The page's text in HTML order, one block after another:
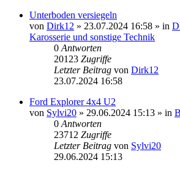
Unterboden versiegeln
von Dirk12 » 23.07.2024 16:58 » in
Karosserie und sonstige Technik
0 Antworten
20123 Zugriffe
Letzter Beitrag von Dirk12
23.07.2024 16:58
Ford Explorer 4x4 U2
von Sylvi20 » 29.06.2024 15:13 » in
0 Antworten
23712 Zugriffe
Letzter Beitrag von Sylvi20
29.06.2024 15:13